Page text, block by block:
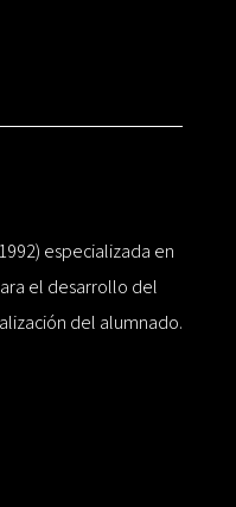
especializada en
el desarrollo del
del alumnado.